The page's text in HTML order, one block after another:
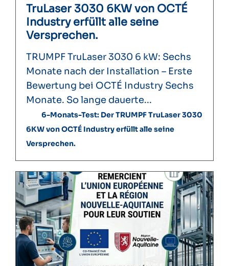
TruLaser 3030 6KW von OCTÉ
Industry erfüllt alle seine
Versprechen.
TRUMPF TruLaser 3030 6 kW: Sechs
Monate nach der Installation – Erste
Bewertung bei OCTÉ Industry Sechs
Monate. So lange dauerte...
6-Monats-Test: Der TRUMPF TruLaser 3030
6KW von OCTÉ Industry erfüllt alle seine
Versprechen.